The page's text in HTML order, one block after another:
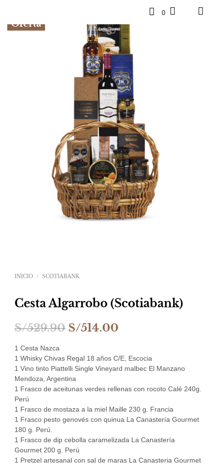
0
Oferta
INICIO / SCOTIABANK
Cesta Algarrobo (Scotiabank)
S/529.90 El
original
era:
S/529.90.
S/514.00
actual
S/514.00.
1 Cesta Nazca
1 Whisky Chivas Regal 18 años C/E, Escocia
1 Vino tinto Piattelli Single Vineyard malbec El Manzano
Mendoza, Argentina
1 Frasco de aceitunas verdes rellenas con rocoto Calé 240g.
Perú
1 Frasco de mostaza a la miel Maille 230 g. Francia
1 Frasco pesto genovés con quinua La Canastería Gourmet
180 g. Perú.
1 Frasco de dip cebolla caramelizada La Canastería
Gourmet 200 g. Perú
1 Pretzel artesanal con sal de maras La Canasteria Gourmet